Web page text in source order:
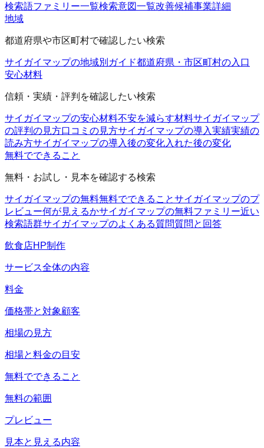
検索語ファミリー一覧検索意図一覧改善候補事業詳細
地域
都道府県や市区町村で確認したい検索
サイガイマップの地域別ガイド都道府県・市区町村の入口
安心材料
信頼・実績・評判を確認したい検索
サイガイマップの安心材料不安を減らす材料サイガイマップ
の評判の見方口コミの見方サイガイマップの導入実績実績の
読み方サイガイマップの導入後の変化入れた後の変化
無料でできること
無料・お試し・見本を確認する検索
サイガイマップの無料無料でできることサイガイマップのプ
レビュー何が見えるかサイガイマップの無料ファミリー近い
検索語群サイガイマップのよくある質問質問と回答
飲食店HP制作
サービス全体の内容
料金
価格帯と対象顧客
相場の見方
相場と料金の目安
無料でできること
無料の範囲
プレビュー
見本と見える内容